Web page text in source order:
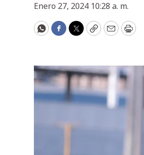
Enero 27, 2024 10:28 a. m.
WhatsApp
Facebook
Twitter
CopyEmailPrint